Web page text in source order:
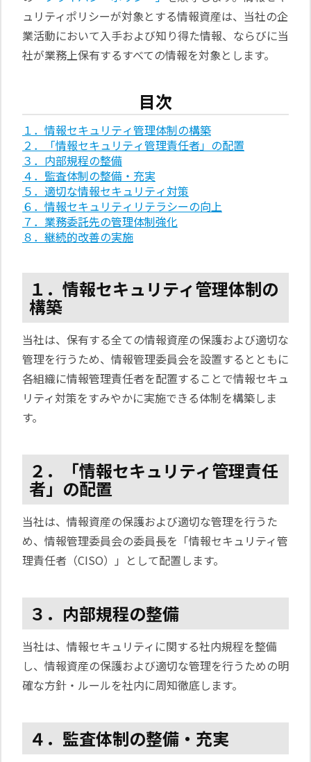
ュリティポリシーが対象とする情報資産は、当社の企
業活動において入手および知り得た情報、ならびに当
社が業務上保有するすべての情報を対象とします。
目次
１．情報セキュリティ管理体制の構築
２．「情報セキュリティ管理責任者」の配置
３．内部規程の整備
４．監査体制の整備・充実
５．適切な情報セキュリティ対策
６．情報セキュリティリテラシーの向上
７．業務委託先の管理体制強化
８．継続的改善の実施
１．情報セキュリティ管理体制の
構築
当社は、保有する全ての情報資産の保護および適切な
管理を行うため、情報管理委員会を設置するとともに
各組織に情報管理責任者を配置することで情報セキュ
リティ対策をすみやかに実施できる体制を構築しま
す。
２．「情報セキュリティ管理責任
者」の配置
当社は、情報資産の保護および適切な管理を行うた
め、情報管理委員会の委員長を「情報セキュリティ管
理責任者（CISO）」として配置します。
３．内部規程の整備
当社は、情報セキュリティに関する社内規程を整備
し、情報資産の保護および適切な管理を行うための明
確な方針・ルールを社内に周知徹底します。
４．監査体制の整備・充実